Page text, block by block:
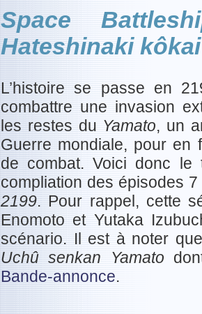
Space
Hateshinaki kôkai
L’histoire se passe en
combattre une invasion
les restes du Yamato, un
Guerre mondiale, pour en
de combat. Voici donc le
compliation des épisodes
2199. Pour rappel, cette
Enomoto et Yutaka
scénario. Il est à noter
Uchû senkan Yamato
Bande-annonce.